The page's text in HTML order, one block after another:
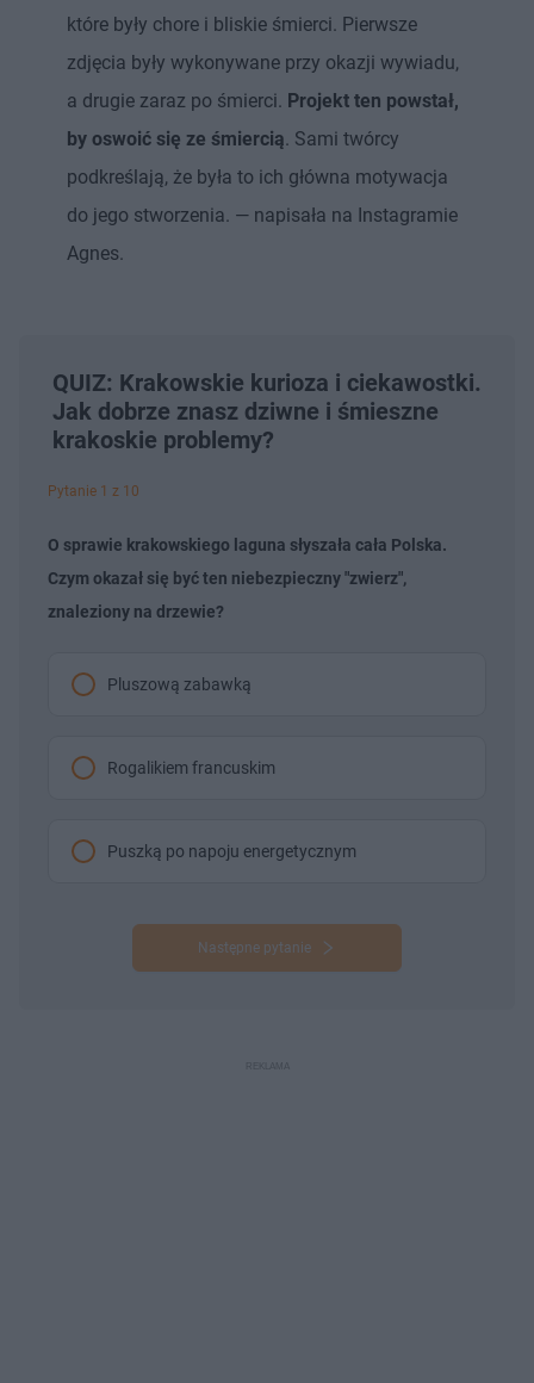
które były chore i bliskie śmierci. Pierwsze
zdjęcia były wykonywane przy okazji wywiadu,
a drugie zaraz po śmierci. Projekt ten powstał,
by oswoić się ze śmiercią. Sami twórcy
podkreślają, że była to ich główna motywacja
do jego stworzenia. — napisała na Instagramie
Agnes.
QUIZ: Krakowskie kurioza i ciekawostki.
Jak dobrze znasz dziwne i śmieszne
krakoskie problemy?
Pytanie 1 z 10
O sprawie krakowskiego laguna słyszała cała Polska.
Czym okazał się być ten niebezpieczny "zwierz",
znaleziony na drzewie?
Pluszową zabawką
Rogalikiem francuskim
Puszką po napoju energetycznym
Następne pytanie